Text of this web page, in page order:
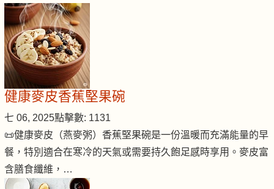
健康麥皮香蕉堅果碗
七 06, 2025點擊數: 1131
📜健康麥皮（燕麥粥）香蕉堅果碗是一份溫暖而充滿能量的早
餐，特別適合在寒冷的天氣或需要持久飽足感時享用。麥皮富
含膳食纖維，…